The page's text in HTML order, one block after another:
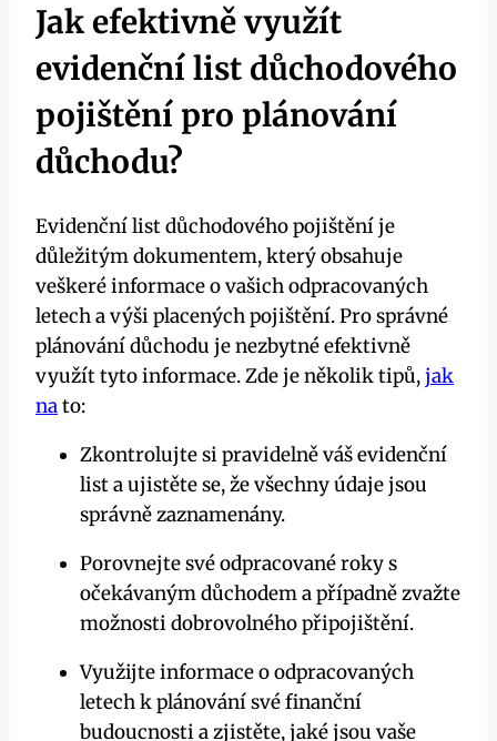
Jak efektivně využít
evidenční list důchodového
pojištění pro plánování
důchodu?
Evidenční list důchodového pojištění je
důležitým dokumentem, který obsahuje
veškeré informace o vašich odpracovaných
letech a výši placených pojištění. Pro správné
plánování důchodu je nezbytné efektivně
využít tyto informace. Zde je několik tipů,jak
nato:
Zkontrolujte si pravidelně váš evidenční
list a ujistěte se, že všechny údaje jsou
správně zaznamenány.
Porovnejte své odpracované roky s
očekávaným důchodem a případně zvažte
možnosti dobrovolného připojištění.
Využijte informace o odpracovaných
letech k plánování své finanční
budoucnosti a zjistěte, jaké jsou vaše